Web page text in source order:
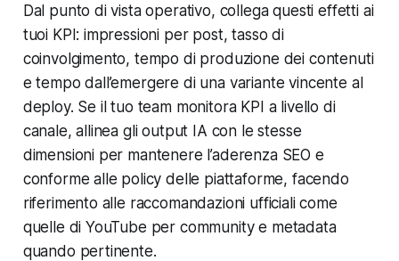
Dal punto di vista operativo, collega questi effetti ai
tuoi KPI: impressioni per post, tasso di
coinvolgimento, tempo di produzione dei contenuti
e tempo dall’emergere di una variante vincente al
deploy. Se il tuo team monitora KPI a livello di
canale, allinea gli output IA con le stesse
dimensioni per mantenere l’aderenza SEO e
conforme alle policy delle piattaforme, facendo
riferimento alle raccomandazioni ufficiali come
quelle di YouTube per community e metadata
quando pertinente.